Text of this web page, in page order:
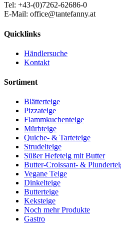
Tel: +43-(0)7262-62686-0
E-Mail: office@tantefanny.at
Quicklinks
Händlersuche
Kontakt
Sortiment
Blätterteige
Pizzateige
Flammkuchenteige
Mürbteige
Quiche- & Tarteteige
Strudelteige
Süßer Hefeteig mit Butter
Butter-Croissant- &
Vegane Teige
Dinkelteige
Butterteige
Keksteige
Noch mehr Produkte
Gastro